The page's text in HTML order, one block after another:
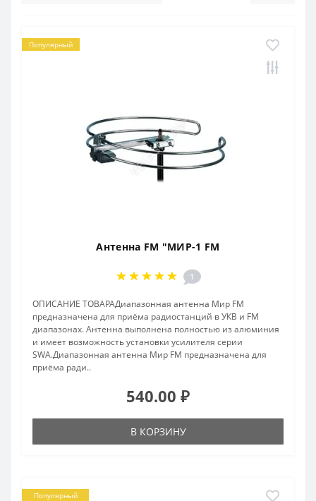
Популярный
Антенна FM "МИР-1 FM
1
ОПИСАНИЕ ТОВАРАДиапазонная антенна Мир FM
предназначена для приёма радиостанций в УКВ и FM
диапазонах. Антенна выполнена полностью из алюминия
и имеет возможность установки усилителя серии
SWA.Диапазонная антенна Мир FM предназначена для
приёма ради..
540.00 ₽
В КОРЗИНУ
Популярный